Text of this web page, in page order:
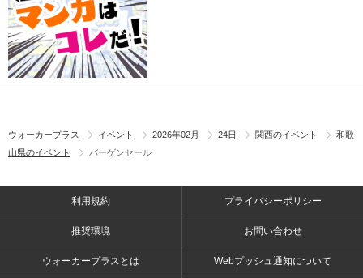
ウォーカープラス イベント 2026年02月 24日 関西のイベント
和歌
山県のイベント
バーゲンセール
利用規約 プライバシーポリシー
推奨環境 お問い合わせ
ウォーカープラスとは Webプッシュ通知について